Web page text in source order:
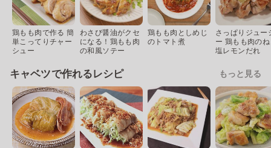
鶏もも肉で作る 簡
単こってりチャー
シュー
わさび醤油がクセ
になる！鶏もも肉
の和風ソテー
鶏もも肉としめじ
のトマト煮
さっぱりジュー
ー 鶏もも肉の
塩レモンだれ
キャベツで作れるレシピ もっと見る